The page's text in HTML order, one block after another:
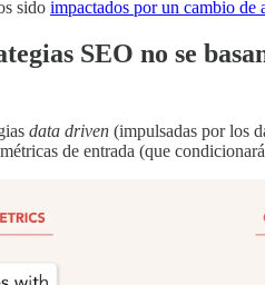
sido impactados por un cambio de
SEO no se
data driven (impulsadas por los
de entrada (que